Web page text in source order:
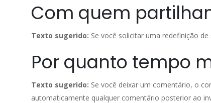
Com quem
Texto sugerido: Se você solicitar uma redefinição
Por quanto tempo
Texto sugerido: Se você deixar um comentário, o
automaticamente qualquer comentário posterior ao